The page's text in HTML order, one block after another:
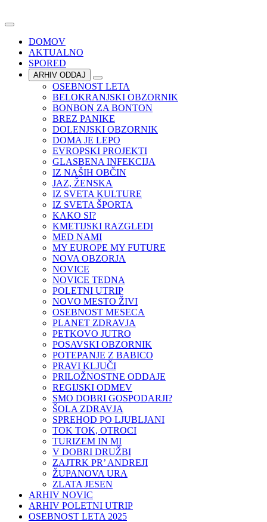
DOMOV
AKTUALNO
SPORED
ARHIV ODDAJ
OSEBNOST LETA
BELOKRANJSKI OBZORNIK
BONBON ZA BONTON
BREZ PANIKE
DOLENJSKI OBZORNIK
DOMA JE LEPO
EVROPSKI PROJEKTI
GLASBENA INFEKCIJA
IZ NAŠIH OBČIN
JAZ, ŽENSKA
IZ SVETA KULTURE
IZ SVETA ŠPORTA
KAKO SI?
KMETIJSKI RAZGLEDI
MED NAMI
MY EUROPE MY FUTURE
NOVA OBZORJA
NOVICE
NOVICE TEDNA
POLETNI UTRIP
NOVO MESTO ŽIVI
OSEBNOST MESECA
PLANET ZDRAVJA
PETKOVO JUTRO
POSAVSKI OBZORNIK
POTEPANJE Z BABICO
PRAVI KLJUČI
PRILOŽNOSTNE ODDAJE
REGIJSKI ODMEV
SMO DOBRI GOSPODARJI?
ŠOLA ZDRAVJA
SPREHOD PO LJUBLJANI
TOK TOK, OTROCI
TURIZEM IN MI
V DOBRI DRUŽBI
ZAJTRK PR’ ANDREJI
ŽUPANOVA URA
ZLATA JESEN
ARHIV NOVIC
ARHIV POLETNI UTRIP
OSEBNOST LETA 2025